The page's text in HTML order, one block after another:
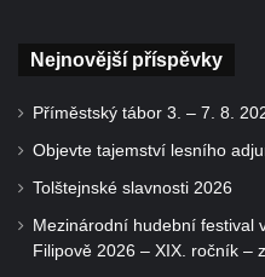
Nejnovější příspěvky
Příměstský tábor 3. – 7. 8.
Objevte tajemství lesního
Tolštejnské slavnosti 2026
Mezinárodní hudební festival
Filipově 2026 – XIX. ročník –